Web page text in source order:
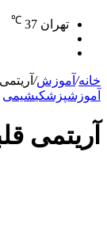
تهران 37
℃
خانه/ آموزش/
آموزشپزشکیشیمی
آریتمی